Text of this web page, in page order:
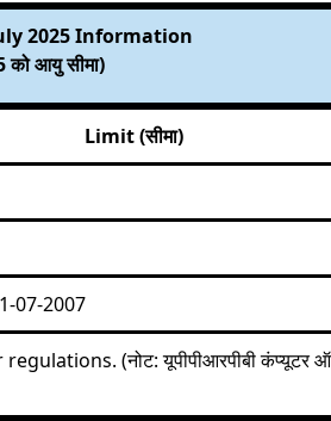
2025 Information
को आयु सीमा)
Limit (सीमा)
07-2007
(नोट: यूपीपीआरपीबी कंप्यूटर